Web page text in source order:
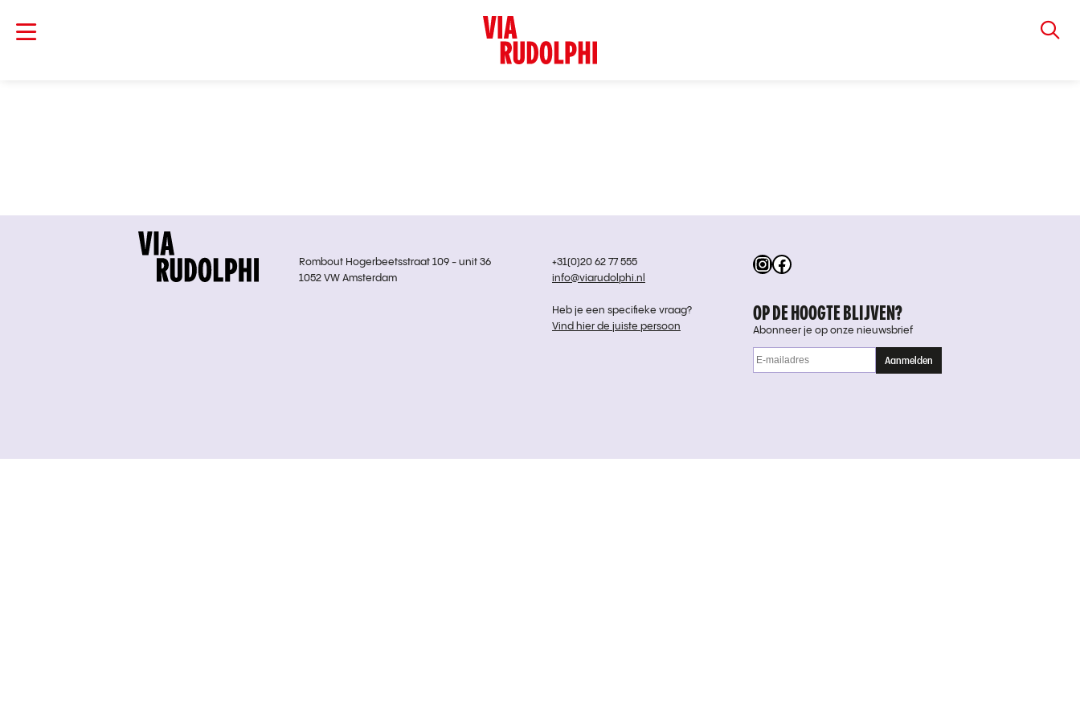
Instagram
Facebook
Rombout Hogerbeetsstraat 109 - unit 36
1052 VW Amsterdam
+31(0)20 62 77 555
info@viarudolphi.nl
Heb je een specifieke vraag?
Vind hier de juiste persoon
OP DE HOOGTE BLIJVEN?
Abonneer je op onze nieuwsbrief